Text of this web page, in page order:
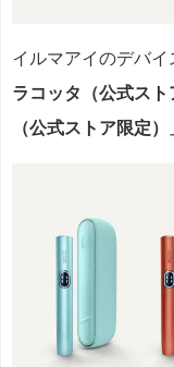
イルマアイのデバイ
ラコッタ（公式ス
（公式ストア限定